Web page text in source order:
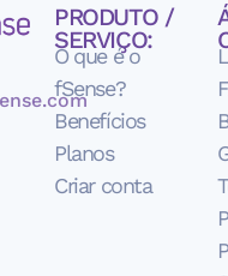
PRODUTO /
SERVIÇO:
O que é o
fSense?
Benefícios
Planos
Criar conta